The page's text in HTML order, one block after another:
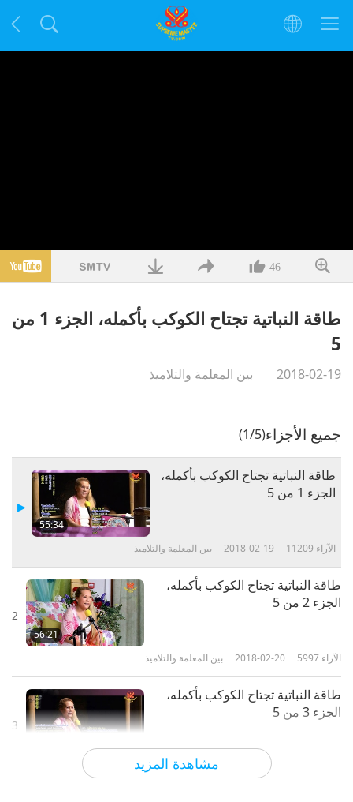
46
طاقة النباتية تجتاح الكوكب بأكمله، الجزء 1 من
5‏
2018-02-19 بين المعلمة والتلاميذ
مشاهدة المزيد
جميع الأجزاء(1/5)
55:34
طاقة النباتية تجتاح الكوكب بأكمله،
الجزء 1 من 5‏
بين المعلمة والتلاميذ 2018-02-19 11209 الآراء
2
56:21
طاقة النباتية تجتاح الكوكب بأكمله،
الجزء 2 من 5‏
بين المعلمة والتلاميذ 2018-02-20 5997 الآراء
3
طاقة النباتية تجتاح الكوكب بأكمله،
الجزء 3 من 5‏
بين المعلمة والتلاميذ 2018-02-21